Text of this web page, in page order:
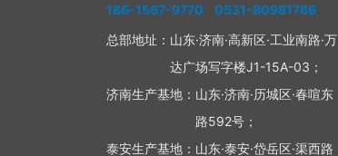
186-1567-9770 0531-80981766
总部地址： 山东·济南·高新区·工业南路·万
达广场写字楼J1-15A-03；
济南生产基地： 山东·济南·历城区·春喧东
路592号；
泰安生产基地： 山东·泰安·岱岳区·渠西路